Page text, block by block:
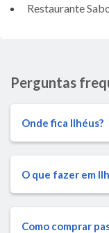
Restaurante
Perguntas
Onde fica Ilhéus?
O que fazer em
Como comprar